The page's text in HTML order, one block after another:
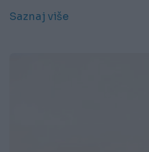
Saznaj više